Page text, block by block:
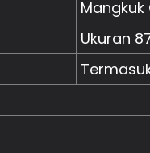
Ukuran